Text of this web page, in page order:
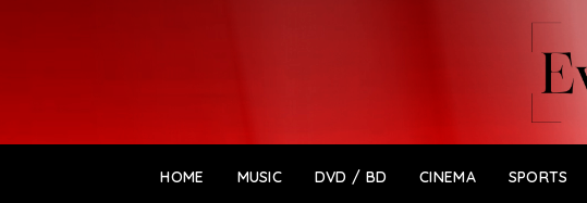
HOME MUSIC DVD / BD CINEMA SPORTS